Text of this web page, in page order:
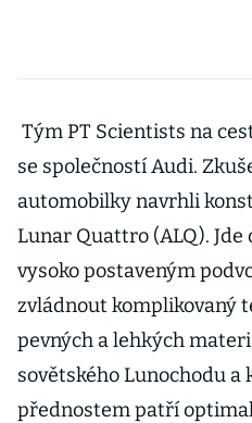
Tým PT Scientists na
se společností Audi.
automobilky navrhli
Lunar Quattro (ALQ).
vysoko postaveným
zvládnout komplikovaný
pevných a lehkých
sovětského Lunochodu a
přednostem patří